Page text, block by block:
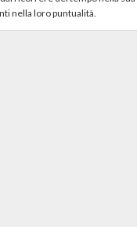
nella loro puntualità.